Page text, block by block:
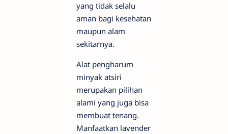
yang tidak selalu
aman bagi kesehatan
maupun alam
sekitarnya.
Alat pengharum
minyak atsiri
merupakan pilihan
alami yang juga bisa
membuat tenang.
Manfaatkan lavender